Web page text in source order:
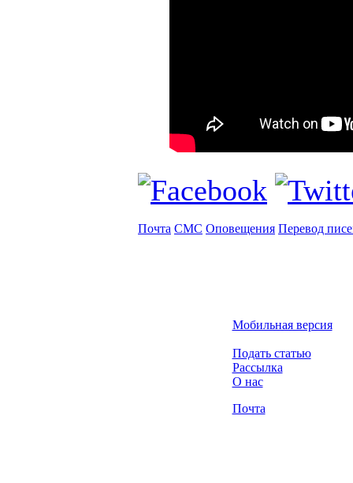
Почта СМС Оповещения Перевод
Мобильная версия
Подать статью
Рассылка
О нас
Почта